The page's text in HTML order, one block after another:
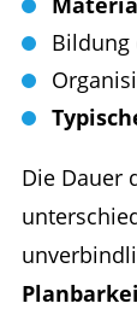
Bildung
Die Dauer